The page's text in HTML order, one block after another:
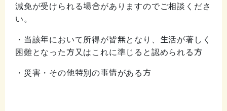
減免が受けられる場合がありますのでご相談くださ
い。
・当該年において所得が皆無となり、生活が著しく
困難となった方又はこれに準じると認められる方
・災害・その他特別の事情がある方